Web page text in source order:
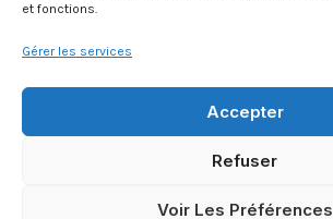
et fonctions.
Gérer les services
Accepter
Refuser
Voir Les Préférences
Contactez-nous
Politique de cookies (UE)
Conditions générales des ventes